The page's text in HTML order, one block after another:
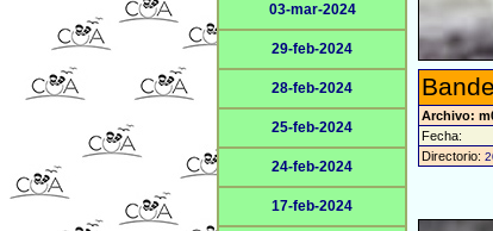
03-mar-2024
29-feb-2024
28-feb-2024
25-feb-2024
24-feb-2024
17-feb-2024
Archivo:
Fecha:
Directorio: